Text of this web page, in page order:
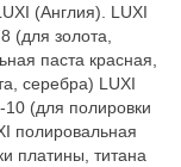
(Англия). LUXI
(для золота,
паста красная,
серебра) LUXI
(для полировки
полировальная
платины, титана